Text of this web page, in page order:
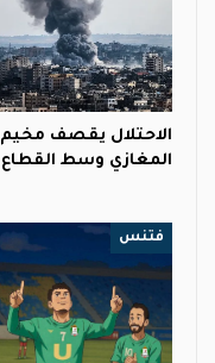
الاحتلال يقصف مخيم
المغازي وسط القطاع
فتنس